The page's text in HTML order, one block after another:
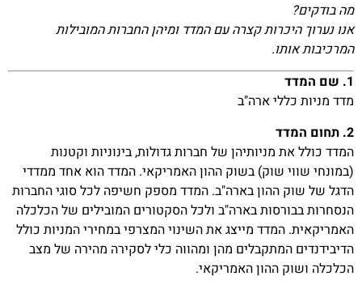
מה בודקים?
אנו נערוך היכרות קצרה עם המדד ומיהן החברות המובילות
המרכיבות אותו.
1. שם המדד
מדד מניות כללי ארה"ב
2. תחום המדד
המדד כולל את מניותיהן של חברות גדולות, בינוניות וקטנות
(במונחי שווי שוק) בשוק ההון האמריקאי. המדד הוא אחד ממדדי
הדגל של שוק ההון בארה"ב. המדד מספק חשיפה לכל סוגי החברות
הנסחרות בבורסות בארה"ב ולכל הסקטורים המובילים של הכלכלה
האמריקאית. המדד מייצג את השינוי המצרפי במחירי המניות כולל
הדיבידנדים המתקבלים מהן ומהווה כלי לסקירה מהירה של מצב
הכלכלה ושוק ההון האמריקאי.